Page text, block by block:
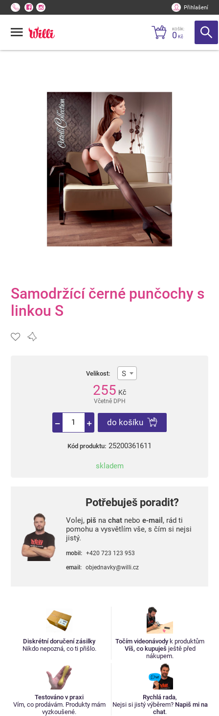
Přihlašení
KOŠÍK:
0 Kč
Samodržící černé punčochy s
linkou S
Velikost: S
255 Kč
Včetně DPH
do košíku
Kód produktu: 25200361611
skladem
Potřebuješ poradit?
Volej, piš na chatnebo e-mail , rád ti
pomohu a vysvětlím vše, s čím si nejsi
jistý.
mobil: +420 723 123 953
email: objednavky@willi.cz
Diskrétní doručení zásilky
Nikdo nepozná, co ti přišlo.
Točím videonávody k produktům
Víš, co kupuješ ještě před
nákupem.
Testováno v praxi
Vím, co prodávám. Produkty mám
vyzkoušené.
Rychlá rada,
Nejsi si jistý výběrem? Napiš mi na
chat.